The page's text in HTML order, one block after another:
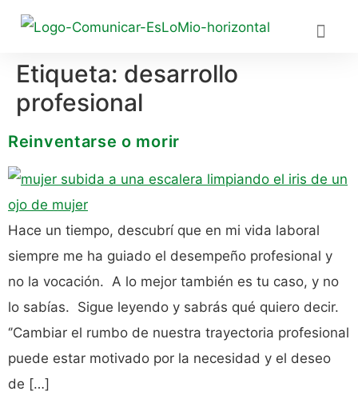
Etiqueta: desarrollo
profesional
Reinventarse o morir
Hace un tiempo, descubrí que en mi vida laboral
siempre me ha guiado el desempeño profesional y
no la vocación. A lo mejor también es tu caso, y no
lo sabías. Sigue leyendo y sabrás qué quiero decir.
‘’Cambiar el rumbo de nuestra trayectoria profesional
puede estar motivado por la necesidad y el deseo
de […]